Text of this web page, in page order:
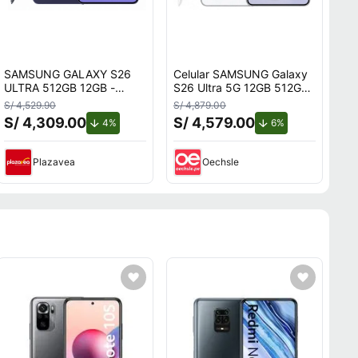
SAMSUNG GALAXY S26
ULTRA 512GB 12GB -
VIOLETA
S/ 4,529.90
S/ 4,309.00 4% de descuento.
Plazavea
Celular SAMSUNG Galaxy
S26 Ultra 5G 12GB 512GB
Blanco
S/ 4,879.00
S/ 4,579.00 6%
Oechsle